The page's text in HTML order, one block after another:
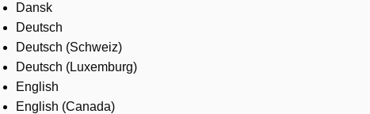
Dansk
Deutsch
Deutsch (Schweiz)
Deutsch (Luxemburg)
English
English (Canada)